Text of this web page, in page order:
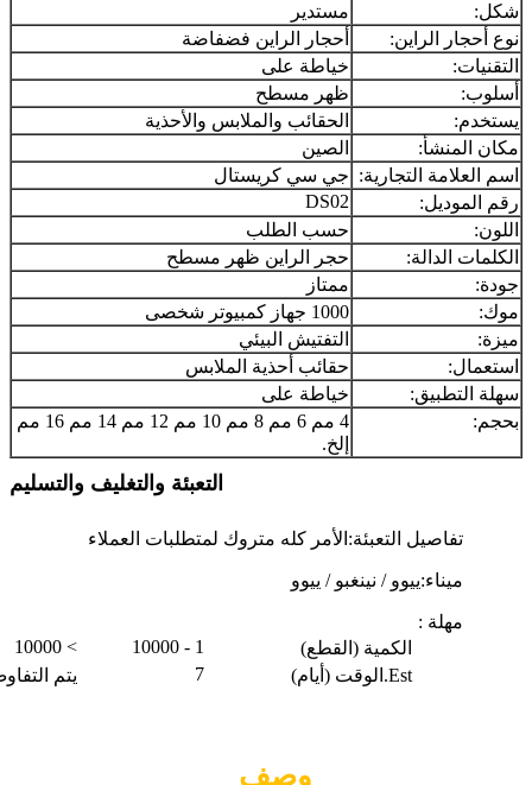
شكل:
مستدير
نوع أحجار الراين:
أحجار الراين فضفاضة
التقنيات:
خياطة على
أسلوب:
ظهر مسطح
يستخدم:
الحقائب والملابس والأحذية
مكان المنشأ:
الصين
اسم العلامة التجارية: جي سي كريستال
رقم الموديل:
DS02
اللون:
حسب الطلب
الكلمات الدالة:
حجر الراين ظهر مسطح
جودة:
ممتاز
موك:
1000 جهاز كمبيوتر شخصى
ميزة:
التفتيش البيئي
استعمال:
حقائب أحذية الملابس
سهلة التطبيق:
خياطة على
بحجم:
4 مم 6 مم 8 مم 10 مم 12 مم 14 مم 16 مم
إلخ.
التعبئة والتغليف والتسليم
تفاصيل التعبئة: الأمر كله متروك لمتطلبات العملاء
ميناء:ييوو / نينغبو / ييوو
مهلة :
الكمية (القطع)
1 - 10000
> 10000
Est.الوقت (أيام)
7 يتم
وصف